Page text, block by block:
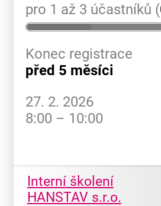
pro 1 až 3 účastníků (
Konec registrace
před 5 měsíci
27. 2. 2026
8:00 – 10:00
Interní školení
HANSTAV s.r.o.